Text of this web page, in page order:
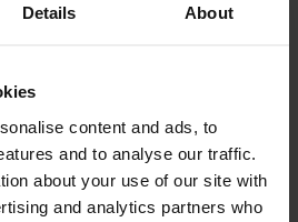
Details About
content and ads, to
and to analyse our traffic.
about your use of our site with
and analytics partners who
YKK